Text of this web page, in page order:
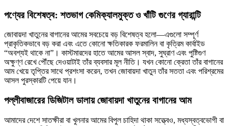
পণ্যের বিশেষত্ব: শতভাগ কেমিক্যালমুক্ত ও খাঁটি গুণের গ্যারান্টি
জোবায়দা খাতুনের বাগানের আমের সবচেয়ে বড় বিশেষত্ব হলো—এগুলো সম্পূর্ণ
প্রাকৃতিকভাবে বড় করা এবং এতে কোনো ক্ষতিকারক ফরমালিন বা কৃত্রিম কার্বাইড
“অবশ্যই থাকে না”। কাস্টমারদের হাতে আমের আসল স্বাদ, সুঘ্রাণ এবং পুষ্টিগুণ
অক্ষুণ্ণ রেখে পৌঁছে দেওয়াটাই তাঁর ব্যবসার মূল নীতি। যখন কোনো ক্রেতা তাঁর বাগানের
আম খেয়ে তৃপ্তির সাথে প্রশংসা করেন, তখন জোবায়দা খাতুন তাঁর সততা এবং পরিশ্রমের
আসল পুরস্কারটি পেয়ে যান।
পল্লীবাজারের ডিজিটাল ডালায় জোবায়দা খাতুনের বাগানের আম
আমাদের দেশে সাতক্ষীরা বা খুলনার আমের বিপুল চাহিদা থাকা সত্ত্বেও, মধ্যস্বত্বভোগী বা